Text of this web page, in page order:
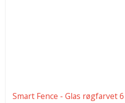
Smart Fence - Glas røgfarvet